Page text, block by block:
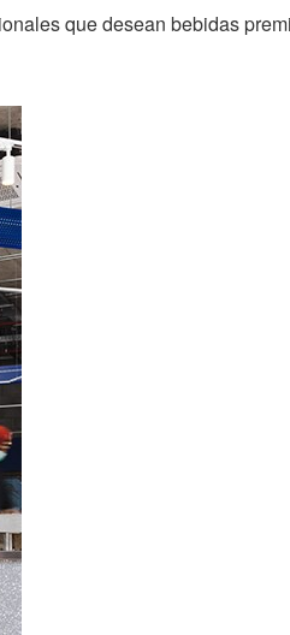
que desean bebidas